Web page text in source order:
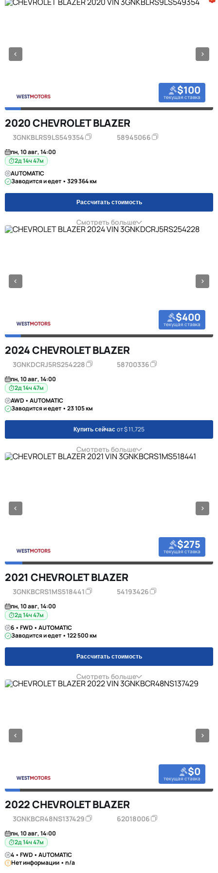
$100
текущая ставка
2020 CHEVROLET BLAZER
3GNKBLRS9LS549354 58945066
пн, 10 авг, 14:00
2д 14ч 47м
AUTOMATIC
Заводится и едет • 329 364 км
Рассчитать стоимость
Смотреть больше
$400
текущая ставка
2024 CHEVROLET BLAZER
3GNKDCRJ5RS254228 58700336
пн, 10 авг, 14:00
2д 14ч 47м
AWD • AUTOMATIC
Заводится и едет • 23 105 км
Купить сейчас от $ 11,725
Смотреть больше
$275
текущая ставка
2021 CHEVROLET BLAZER
3GNKBCRS1MS518441 54193426
пн, 10 авг, 14:00
2д 14ч 47м
6 • FWD • AUTOMATIC
Заводится и едет • 122 500 км
Рассчитать стоимость
Смотреть больше
$0
текущая ставка
2022 CHEVROLET BLAZER
3GNKBCR48NS137429 62018006
пн, 10 авг, 14:00
2д 14ч 47м
4 • FWD • AUTOMATIC
Нет информации • n/a